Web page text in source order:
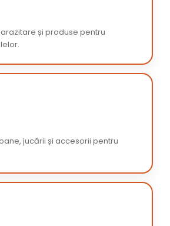
și produse pentru
jucării și accesorii pentru